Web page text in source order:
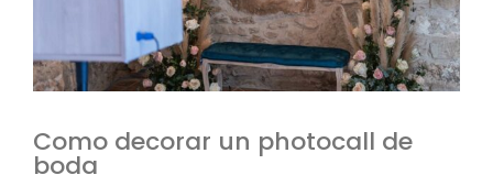
Como decorar un photocall de
boda